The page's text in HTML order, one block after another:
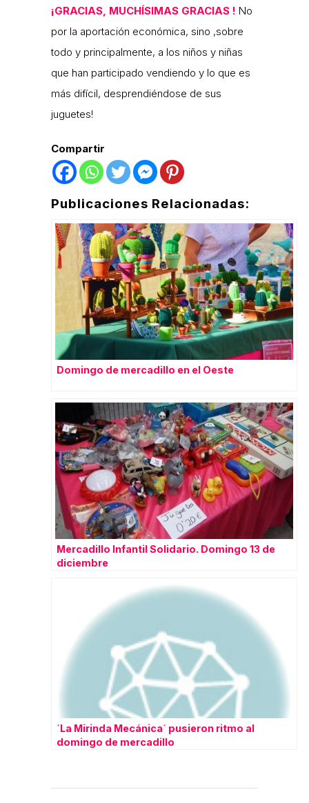
¡GRACIAS, MUCHÍSIMAS GRACIAS ! No
por la aportación económica, sino ,sobre
todo y principalmente, a los niños y niñas
que han participado vendiendo y lo que es
más difícil, desprendiéndose de sus
juguetes!
Compartir
Publicaciones Relacionadas:
Domingo de mercadillo en el Oeste
Mercadillo Infantil Solidario. Domingo 13 de
diciembre
´La Mirinda Mecánica´ pusieron ritmo al
domingo de mercadillo